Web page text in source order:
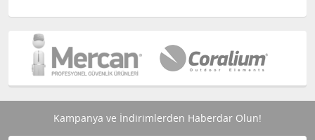
Kampanya ve İndirimlerden Haberdar Olun!